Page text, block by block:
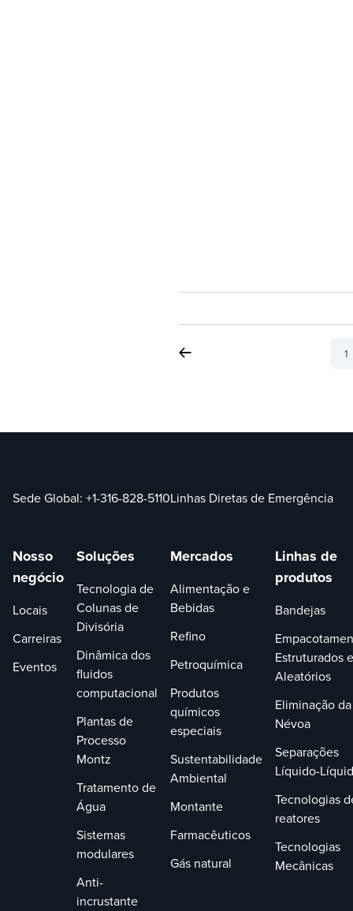
1
Sede Global: +1-316-828-5110Linhas Diretas de Emergência
Nosso
negócio
Locais
Carreiras
Eventos
Soluções
Tecnologia de
Colunas de
Divisória
Dinâmica dos
fluidos
computacional
Plantas de
Processo
Montz
Tratamento de
Água
Sistemas
modulares
Anti-
incrustante
Mercados
Alimentação e
Bebidas
Refino
Petroquímica
Produtos
químicos
especiais
Sustentabilidade
Ambiental
Montante
Farmacêuticos
Gás natural
Linhas de
produtos
Bandejas
Estruturados e
Aleatórios
Eliminação da
Névoa
Separações
Líquido-
Tecnologias
reatores
Tecnologias
Mecânicas